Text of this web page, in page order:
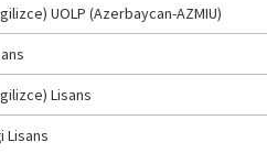
UOLP (Azerbaycan-AZMIU)
Lisans
Lisans